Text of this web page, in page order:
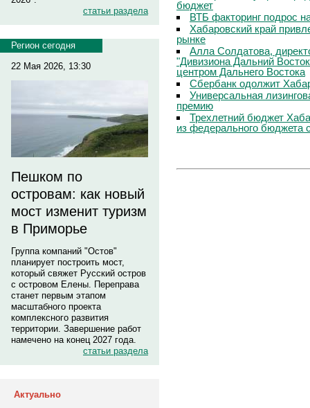
статьи раздела
Регион сегодня
22 Мая 2026, 13:30
Пешком по
островам: как новый
мост изменит туризм
в Приморье
Группа компаний "Остов"
планирует построить мост,
который свяжет Русский остров
с островом Елены. Переправа
станет первым этапом
масштабного проекта
комплексного развития
территории. Завершение работ
намечено на конец 2027 года.
статьи раздела
Актуально
бюджет
ВТБ факторинг подрос
Хабаровский край
рынке
Алла Солдатова,
"Дивизиона Дальний
центром Дальнего Востока
Сбербанк одолжит
Универсальная
премию
Трехлетний бюджет
из федерального